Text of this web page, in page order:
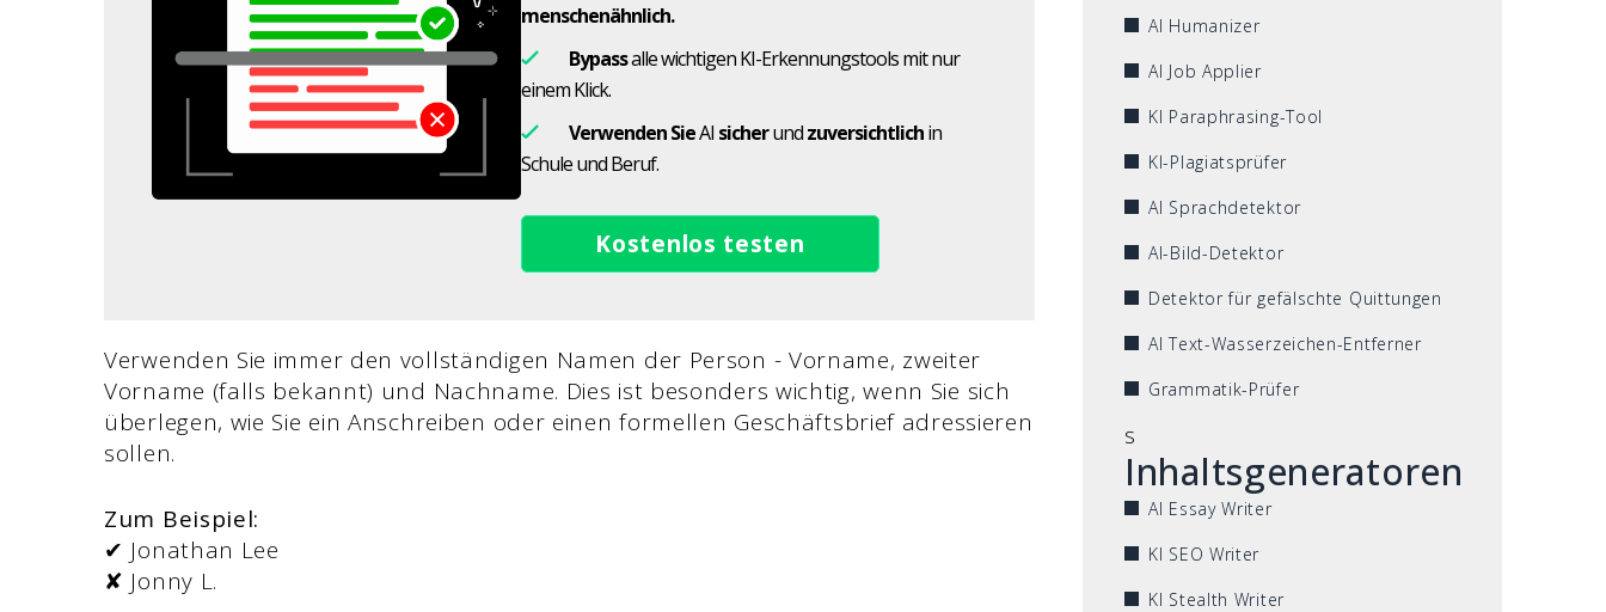
menschenähnlich.
Bypassalle wichtigen KI-Erkennungstools mit nur
einem Klick.
Verwenden SieAI sicherundzuversichtlichin
Schule und Beruf.
Kostenlos testen
Verwenden Sie immer den vollständigen Namen der Person - Vorname, zweiter
Vorname (falls bekannt) und Nachname. Dies ist besonders wichtig, wenn Sie sich
überlegen, wie Sie ein Anschreiben oder einen formellen Geschäftsbrief adressieren
sollen.
Zum Beispiel:
✔ Jonathan Lee
✘ Jonny L.
AI Humanizer
AI Job Applier
KI Paraphrasing-Tool
KI-Plagiatsprüfer
AI Sprachdetektor
AI-Bild-Detektor
Detektor für gefälschte Quittungen
AI Text-Wasserzeichen-Entferner
Grammatik-Prüfer
s
Inhaltsgeneratoren
AI Essay Writer
KI SEO Writer
KI Stealth Writer